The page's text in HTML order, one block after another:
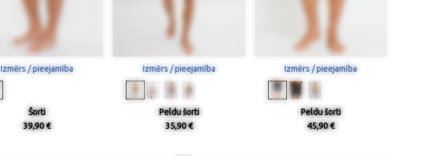
Izmērs / pieejamība
Šorti
39,90 €
Izmērs / pieejamība
Peldu šorti
35,90 €
Izmērs / pieejamība
Peldu šorti
45,90 €